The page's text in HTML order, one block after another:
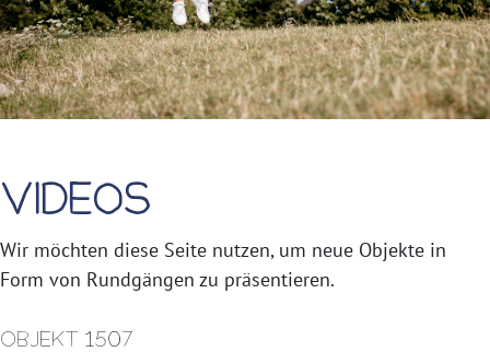
Videos
Wir möchten diese Seite nutzen, um neue Objekte in
Form von Rundgängen zu präsentieren.
Objekt 1507